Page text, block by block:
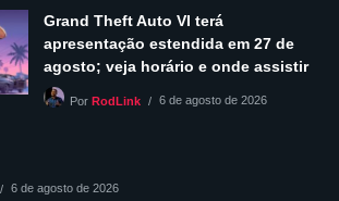
Grand Theft Auto VI terá
apresentação estendida em 27 de
agosto; veja horário e onde assistir
PorRodLink 6 de agosto de 2026
6 de agosto de 2026